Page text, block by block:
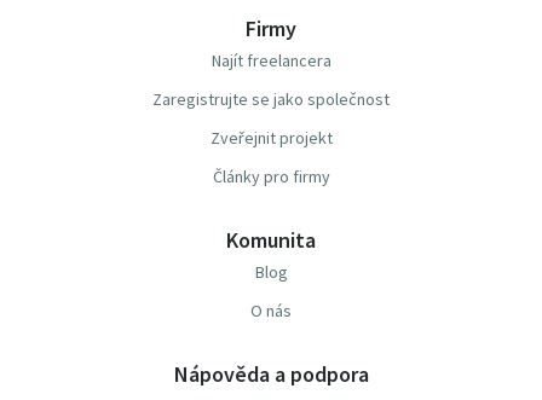
Firmy
Najít freelancera
Zaregistrujte se jako společnost
Zveřejnit projekt
Články pro firmy
Komunita
Blog
O nás
Nápověda a podpora